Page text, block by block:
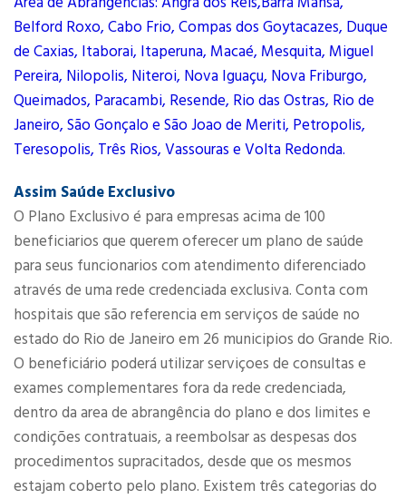
Belford Roxo, Cabo Frio, Compas dos Goytacazes, Duque
de Caxias, Itaborai, Itaperuna, Macaé, Mesquita, Miguel
Pereira, Nilopolis, Niteroi, Nova Iguaçu, Nova Friburgo,
Queimados, Paracambi, Resende, Rio das Ostras, Rio de
Janeiro, São Gonçalo e São Joao de Meriti, Petropolis,
Teresopolis, Três Rios, Vassouras e Volta Redonda.
Assim Saúde Exclusivo
O Plano Exclusivo é para empresas acima de 100
beneficiarios que querem oferecer um plano de saúde
para seus funcionarios com atendimento diferenciado
através de uma rede credenciada exclusiva. Conta com
hospitais que são referencia em serviços de saúde no
estado do Rio de Janeiro em 26 municipios do Grande Rio.
O beneficiário poderá utilizar serviçoes de consultas e
exames complementares fora da rede credenciada,
dentro da area de abrangência do plano e dos limites e
condições contratuais, a reembolsar as despesas dos
procedimentos supracitados, desde que os mesmos
estajam coberto pelo plano. Existem três categorias do